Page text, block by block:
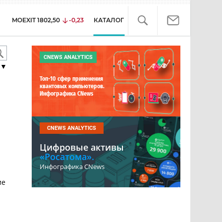
MOEXIT 1802,50 -0,23 КАТАЛОГ
CNEWS ANALYTICS
Топ-10 сфер применения
квантовых компьютеров.
Инфографика CNews
CNEWS ANALYTICS
Цифровые активы
«Росатома».
Инфографика CNews